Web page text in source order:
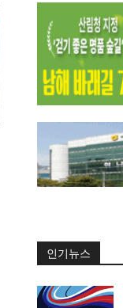
인기뉴스